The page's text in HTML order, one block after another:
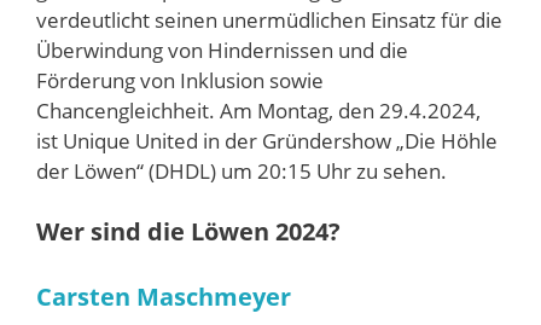
verdeutlicht seinen unermüdlichen Einsatz für die
Überwindung von Hindernissen und die
Förderung von Inklusion sowie
Chancengleichheit. Am Montag, den 29.4.2024,
ist Unique United in der Gründershow „Die Höhle
der Löwen“ (DHDL) um 20:15 Uhr zu sehen.
Wer sind die Löwen 2024?
Carsten Maschmeyer